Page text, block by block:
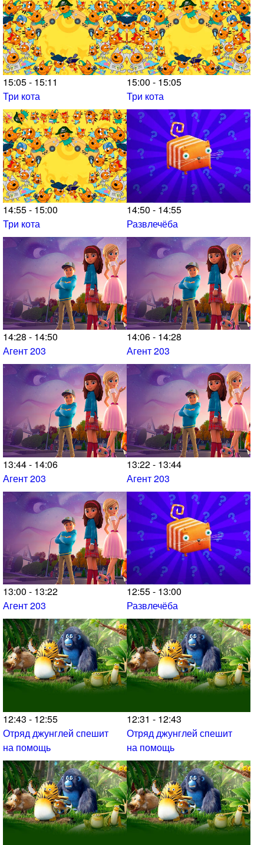
15:05 - 15:11
Три кота
15:00 - 15:05
Три кота
14:55 - 15:00
Три кота
14:50 - 14:55
Развлечёба
14:28 - 14:50
Агент 203
14:06 - 14:28
Агент 203
13:44 - 14:06
Агент 203
13:22 - 13:44
Агент 203
13:00 - 13:22
Агент 203
12:55 - 13:00
Развлечёба
12:43 - 12:55
Отряд джунглей спешит
на помощь
12:31 - 12:43
Отряд джунглей спешит
на помощь